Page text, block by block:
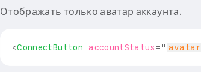
Отображать только аватар аккаунта.
<ConnectButton accountStatus=" avatar